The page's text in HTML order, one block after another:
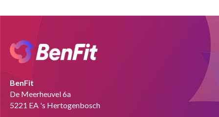
BenFit
De Meerheuvel 6a
5221 EA 's Hertogenbosch